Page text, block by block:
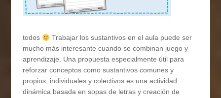
todos
Trabajar los sustantivos en el aula puede ser
mucho más interesante cuando se combinan juego y
aprendizaje. Una propuesta especialmente útil para
reforzar conceptos como sustantivos comunes y
propios, individuales y colectivos es una actividad
dinámica basada en sopas de letras y creación de